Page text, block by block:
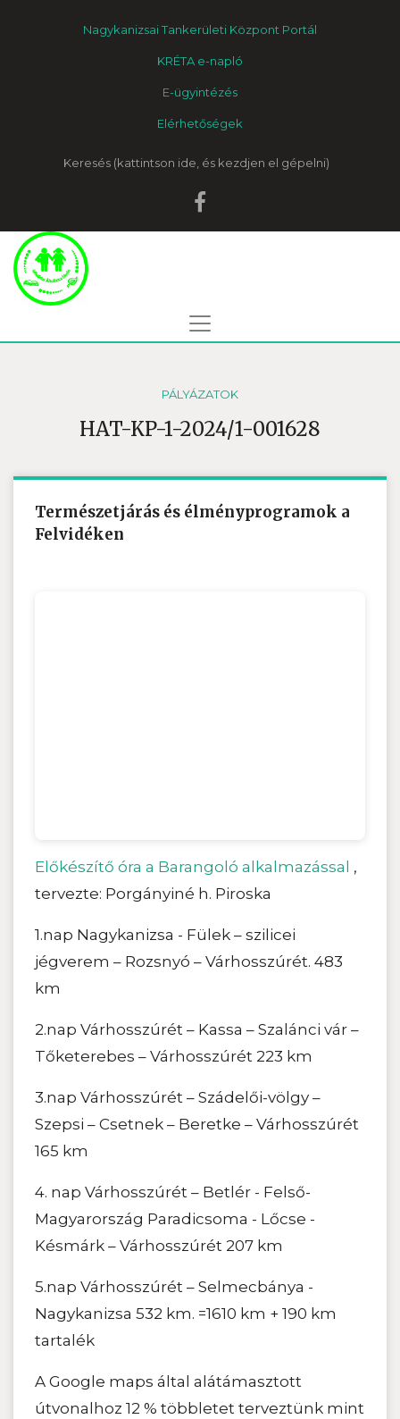
Nagykanizsai Tankerületi Központ Portál
KRÉTA e-napló
E-ügyintézés
Elérhetőségek
Keresés
PÁLYÁZATOK
HAT-KP-1-2024/1-001628
Természetjárás és élményprogramok a
Felvidéken
Előkészítő óra a Barangoló alkalmazással ,
tervezte: Porgányiné h. Piroska
1.nap Nagykanizsa - Fülek – szilicei
jégverem – Rozsnyó – Várhosszúrét. 483
km
2.nap Várhosszúrét – Kassa – Szalánci vár –
Tőketerebes – Várhosszúrét 223 km
3.nap Várhosszúrét – Szádelői-völgy –
Szepsi – Csetnek – Beretke – Várhosszúrét
165 km
4. nap Várhosszúrét – Betlér - Felső-
Magyarország Paradicsoma - Lőcse -
Késmárk – Várhosszúrét 207 km
5.nap Várhosszúrét – Selmecbánya -
Nagykanizsa 532 km. =1610 km + 190 km
tartalék
A Google maps által alátámasztott
útvonalhoz 12 % többletet terveztünk mint